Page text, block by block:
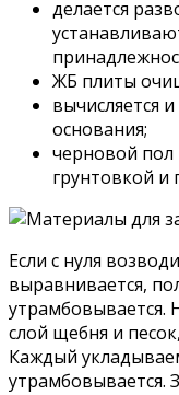
делается
ЖБ плиты
вычисляется
основания;
черновой пол
грунтовкой и
Если с нуля
выравнивается,
утрамбовывается.
слой щебня и
Каждый
утрамбовывается.